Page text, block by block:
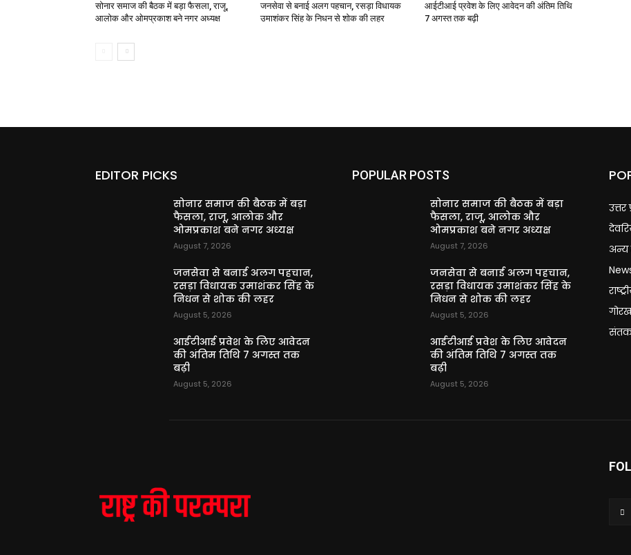
सोनार समाज की बैठक में बड़ा फैसला, राजू,
आलोक और ओमप्रकाश बने नगर अध्यक्ष
जनसेवा से बनाई अलग पहचान, रसड़ा विधायक
उमाशंकर सिंह के निधन से शोक की लहर
आईटीआई प्रवेश के लिए आवेदन की अंतिम तिथि
7 अगस्त तक बढ़ी
EDITOR PICKS
सोनार समाज की बैठक में बड़ा
फैसला, राजू, आलोक और
ओमप्रकाश बने नगर अध्यक्ष
August 7, 2026
जनसेवा से बनाई अलग पहचान,
रसड़ा विधायक उमाशंकर सिंह के
निधन से शोक की लहर
August 5, 2026
आईटीआई प्रवेश के लिए आवेदन
की अंतिम तिथि 7 अगस्त तक
बढ़ी
August 5, 2026
POPULAR POSTS
सोनार समाज की बैठक में बड़ा
फैसला, राजू, आलोक और
ओमप्रकाश बने नगर अध्यक्ष
August 7, 2026
जनसेवा से बनाई अलग पहचान,
रसड़ा विधायक उमाशंकर सिंह के
निधन से शोक की लहर
August 5, 2026
आईटीआई प्रवेश के लिए आवेदन
की अंतिम तिथि 7 अगस्त तक
बढ़ी
August 5, 2026
उत्तर
अन्य